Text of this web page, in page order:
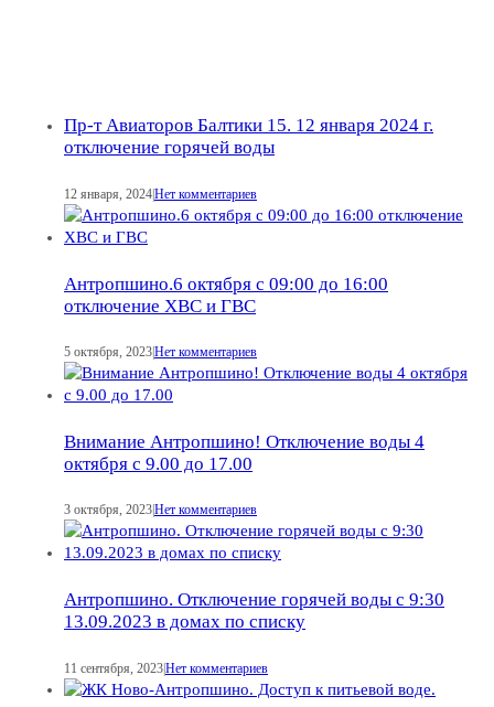
Пр-т Авиаторов Балтики 15. 12 января 2024 г.
отключение горячей воды
12 января, 2024Нет комментариев
Антропшино.6 октября с 09:00 до 16:00
отключение ХВС и ГВС
5 октября, 2023Нет комментариев
Внимание Антропшино! Отключение воды 4
октября с 9.00 до 17.00
3 октября, 2023Нет комментариев
Антропшино. Отключение горячей воды с 9:30
13.09.2023 в домах по списку
11 сентября, 2023|Нет комментариев